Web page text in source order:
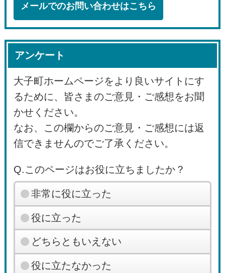
メールでのお問い合わせはこちら
アンケート
大子町ホームページをより良いサイトにす
るために、皆さまのご意見・ご感想をお聞
かせください。
なお、この欄からのご意見・ご感想には返
信できませんのでご了承ください。
Q.このページはお役に立ちましたか？
非常に役に立った
役に立った
どちらともいえない
役に立たなかった